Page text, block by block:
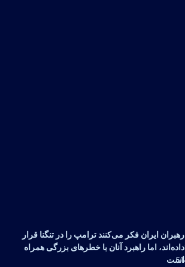
رهبران ایران فکر می‌کنند ترامپ را در تنگنا قرار
داده‌اند، اما راهبرد آنان با خطرهای بزرگی همراه
است